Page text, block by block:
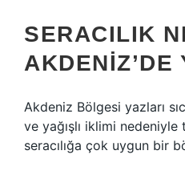
SERACILIK
AKDENIZ’DE
Akdeniz Bölgesi yazları
ve yağışlı iklimi nedeniyle
seracılığa çok uygun bir